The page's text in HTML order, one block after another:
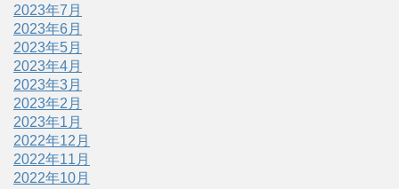
2023年7月
2023年6月
2023年5月
2023年4月
2023年3月
2023年2月
2023年1月
2022年12月
2022年11月
2022年10月